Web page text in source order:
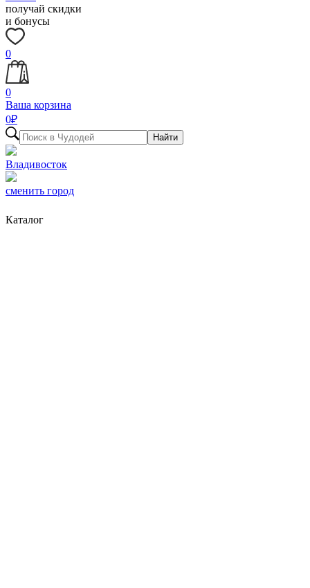
получай скидки
и бонусы
0
0
Ваша корзина
0₽
Найти
Владивосток
сменить город
Каталог